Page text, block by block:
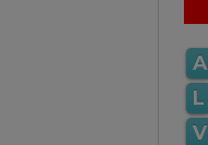
A
L
V